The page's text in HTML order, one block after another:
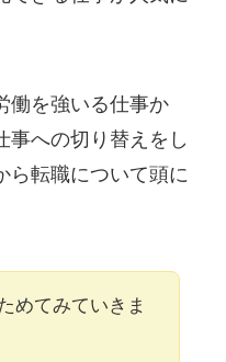
働を強いる仕事か
事への切り替えをし
ら転職について頭に
めてみていきま